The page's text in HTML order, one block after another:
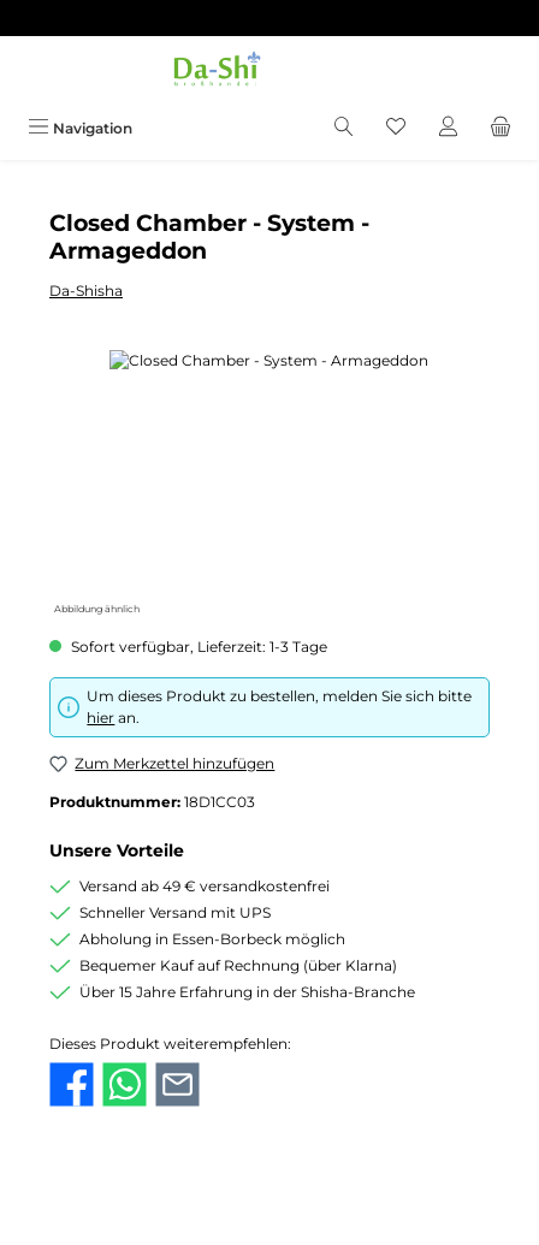
Navigation Du hast 0
Closed Chamber - System -
Armageddon
Da-Shisha
Bildergalerie überspringen
Abbildung ähnlich
Sofort verfügbar, Lieferzeit: 1-3 Tage
Um dieses Produkt zu bestellen, melden Sie sich bitte
hier an.
Zum Merkzettel hinzufügen
Produktnummer: 18D1CC03
Unsere Vorteile
Versand ab 49 € versandkostenfrei
Schneller Versand mit UPS
Abholung in Essen-Borbeck möglich
Bequemer Kauf auf Rechnung (über Klarna)
Über 15 Jahre Erfahrung in der Shisha-Branche
Dieses Produkt weiterempfehlen: